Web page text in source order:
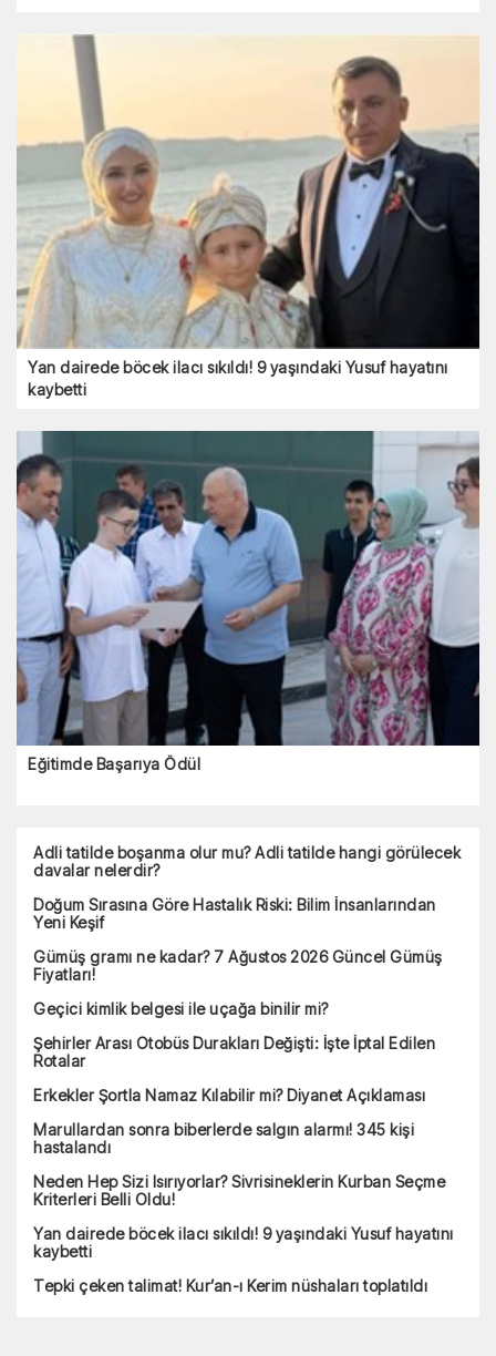
Yan dairede böcek ilacı sıkıldı! 9 yaşındaki Yusuf hayatını
kaybetti
Eğitimde Başarıya Ödül
Adli tatilde boşanma olur mu? Adli tatilde hangi görülecek
davalar nelerdir?
Doğum Sırasına Göre Hastalık Riski: Bilim İnsanlarından
Yeni Keşif
Gümüş gramı ne kadar? 7 Ağustos 2026 Güncel Gümüş
Fiyatları!
Geçici kimlik belgesi ile uçağa binilir mi?
Şehirler Arası Otobüs Durakları Değişti: İşte İptal Edilen
Rotalar
Erkekler Şortla Namaz Kılabilir mi? Diyanet Açıklaması
Marullardan sonra biberlerde salgın alarmı! 345 kişi
hastalandı
Neden Hep Sizi Isırıyorlar? Sivrisineklerin Kurban Seçme
Kriterleri Belli Oldu!
Yan dairede böcek ilacı sıkıldı! 9 yaşındaki Yusuf hayatını
kaybetti
Tepki çeken talimat! Kur’an-ı Kerim nüshaları toplatıldı